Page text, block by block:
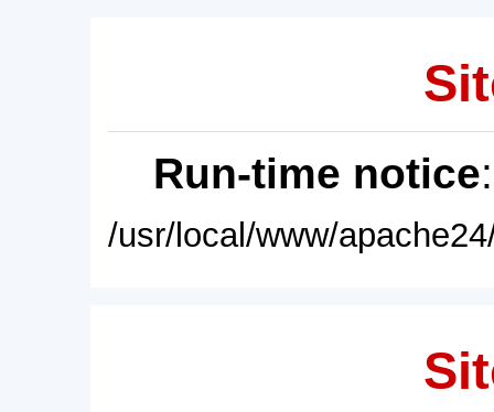
Run-time notice
/usr/local/www/